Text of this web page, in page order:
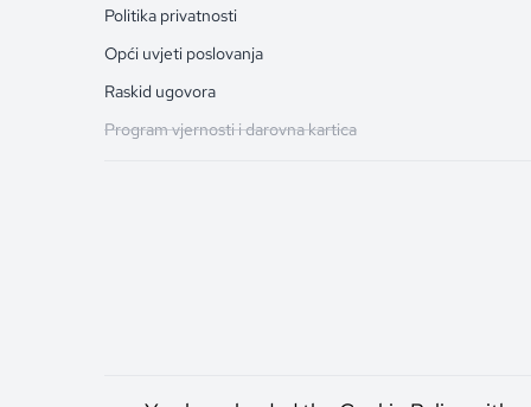
Politika privatnosti
Opći uvjeti poslovanja
Raskid ugovora
Program vjernosti i darovna kartica